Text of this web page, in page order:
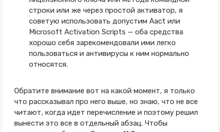
строки или же через простой активатор, я
советую использовать допустим Aact или
Microsoft Activation Scripts — оба средства
хорошо себя зарекомендовали ими легко
пользоваться и антивирусы к ним нормально
относятся.
Обратите внимание вот на какой момент, я только
что рассказывал про него выше, но знаю, что не все
читают, когда идет перечисление и поэтому решил
вынести это все в отдельный абзац. Чтобы